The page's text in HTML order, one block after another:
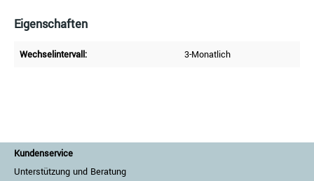
Eigenschaften
Wechselintervall: 3-Monatlich
Kundenservice
Unterstützung und Beratung